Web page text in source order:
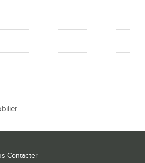
Contacter